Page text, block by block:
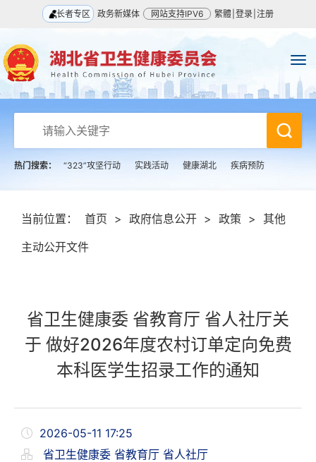
长者专区 政务新媒体 网站支持IPV6 繁體 登录 注册
热门搜索： “323”攻坚行动 实践活动 健康湖北 疾病预防
当前位置： 首页 > 政府信息公开 > 政策 > 其他
主动公开文件
省卫生健康委 省教育厅 省人社厅关
于 做好2026年度农村订单定向免费
本科医学生招录工作的通知
2026-05-11 17:25
省卫生健康委 省教育厅 省人社厅